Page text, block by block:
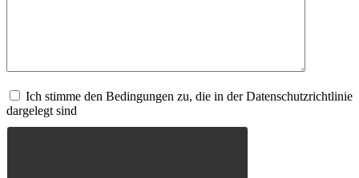
Ich stimme den Bedingungen zu, die in der Datenschutzrichtlinie
dargelegt sind